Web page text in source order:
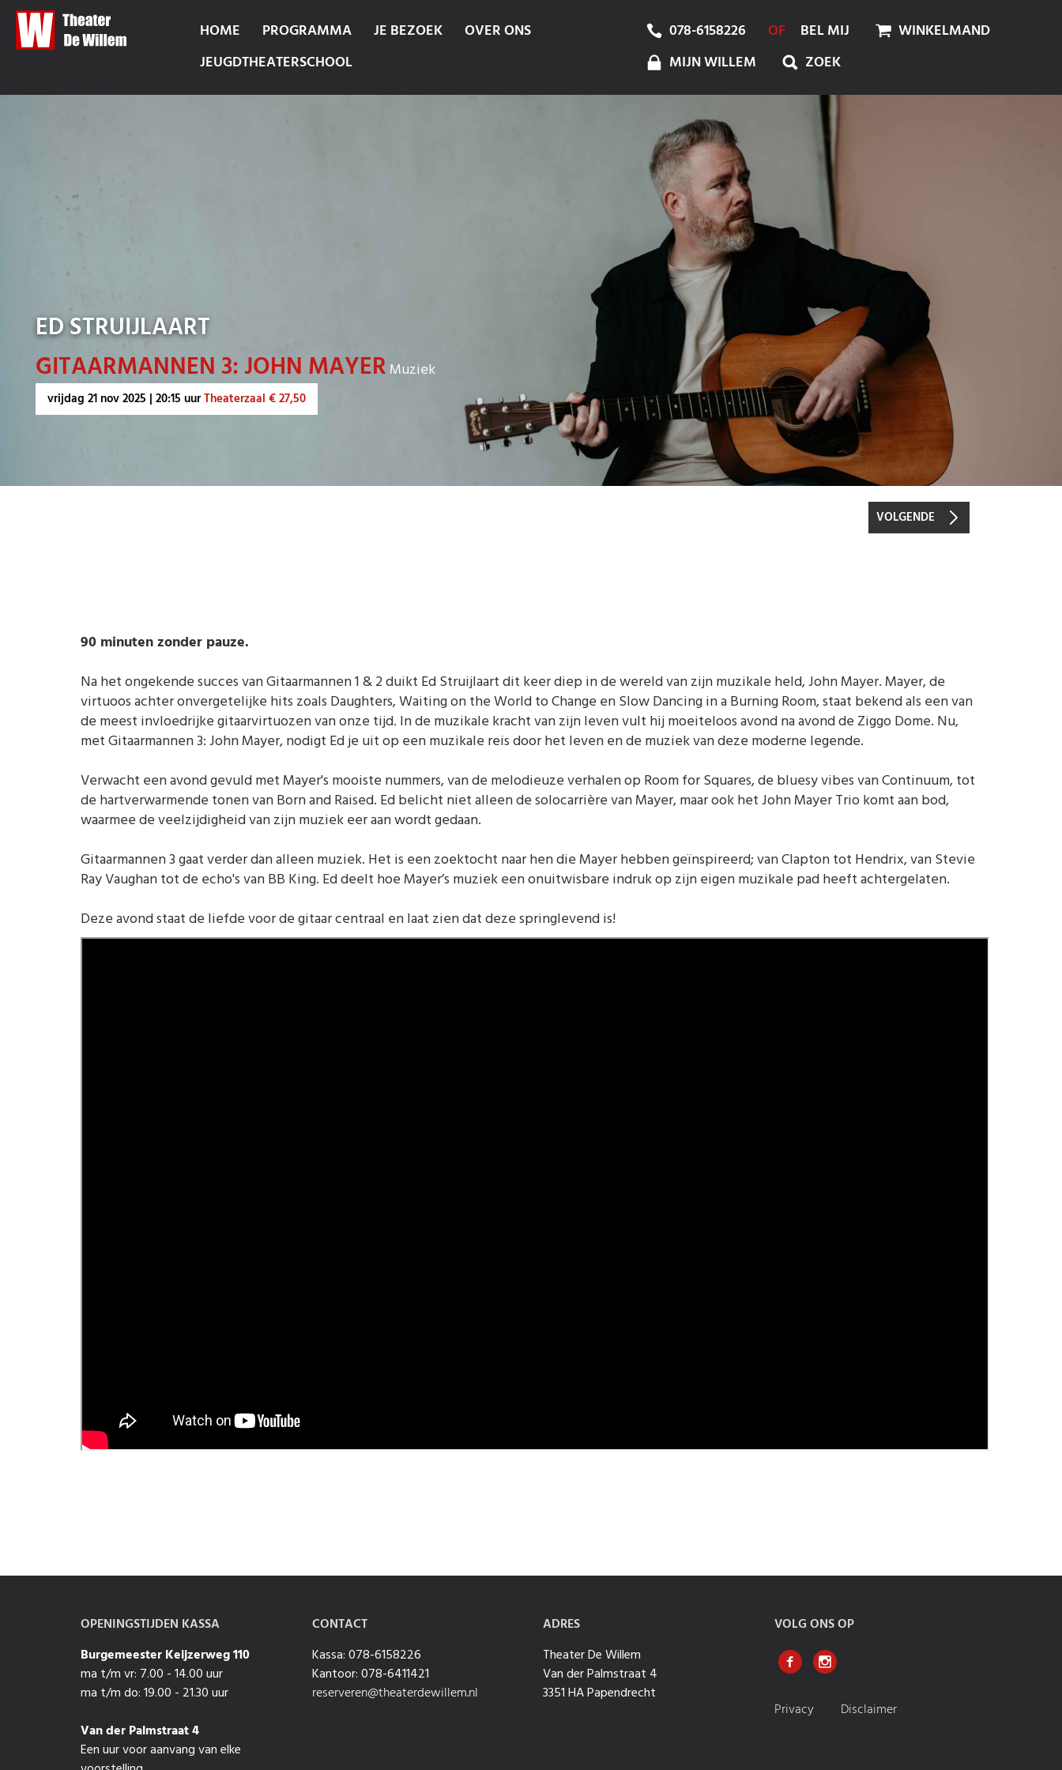
HOME PROGRAMMA JE BEZOEK
OVER ONS
JEUGDTHEATERSCHOOL
078-6158226 OF BEL MIJ
WINKELMAND
MIJN WILLEM
ZOEK
ED STRUIJLAART
GITAARMANNEN 3: JOHN MAYER Muziek
vrijdag 21 nov 2025 | 20:15 uurTheaterzaal € 27,50
VOLGENDE
90 minuten zonder pauze.
Na het ongekende succes van Gitaarmannen 1 & 2 duikt Ed Struijlaart dit keer diep in de wereld van zijn muzikale held, John Mayer. Mayer, de
virtuoos achter onvergetelijke hits zoals Daughters, Waiting on the World to Change en Slow Dancing in a Burning Room, staat bekend als een van
de meest invloedrijke gitaarvirtuozen van onze tijd. In de muzikale kracht van zijn leven vult hij moeiteloos avond na avond de Ziggo Dome. Nu,
met Gitaarmannen 3: John Mayer, nodigt Ed je uit op een muzikale reis door het leven en de muziek van deze moderne legende.
Verwacht een avond gevuld met Mayer's mooiste nummers, van de melodieuze verhalen op Room for Squares, de bluesy vibes van Continuum, tot
de hartverwarmende tonen van Born and Raised. Ed belicht niet alleen de solocarrière van Mayer, maar ook het John Mayer Trio komt aan bod,
waarmee de veelzijdigheid van zijn muziek eer aan wordt gedaan.
Gitaarmannen 3 gaat verder dan alleen muziek. Het is een zoektocht naar hen die Mayer hebben geïnspireerd; van Clapton tot Hendrix, van Stevie
Ray Vaughan tot de echo's van BB King. Ed deelt hoe Mayer’s muziek een onuitwisbare indruk op zijn eigen muzikale pad heeft achtergelaten.
Deze avond staat de liefde voor de gitaar centraal en laat zien dat deze springlevend is!
OPENINGSTIJDEN KASSA
Burgemeester Keijzerweg 110
ma t/m vr: 7.00 - 14.00 uur
ma t/m do: 19.00 - 21.30 uur
Van der Palmstraat 4
Een uur voor aanvang van elke
CONTACT
Kassa: 078-6158226
Kantoor: 078-6411421
reserveren@theaterdewillem.nl
ADRES
Theater De Willem
Van der Palmstraat 4
3351 HA Papendrecht
VOLG ONS OP
Privacy Disclaimer